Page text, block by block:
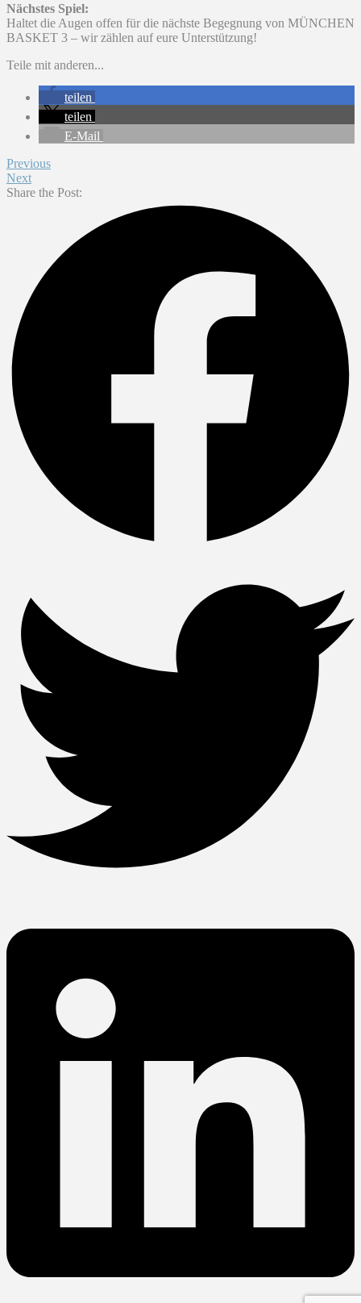
Nächstes Spiel:
Haltet die Augen offen für die nächste Begegnung von MÜNCHEN
BASKET 3 – wir zählen auf eure Unterstützung!
Teile mit anderen...
teilen
teilen
E-Mail
Previous
Next
Share the Post: